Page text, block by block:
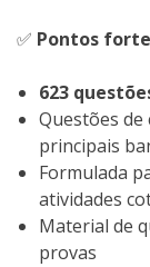
✅ Pontos
623
Questões
principais
Formulada
atividades
Material de
provas